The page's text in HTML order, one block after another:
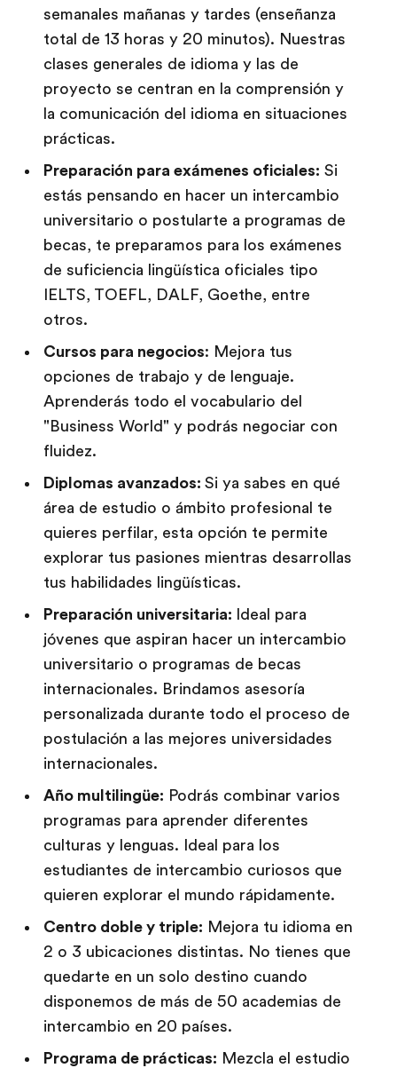
semanales mañanas y tardes (enseñanza
total de 13 horas y 20 minutos). Nuestras
clases generales de idioma y las de
proyecto se centran en la comprensión y
la comunicación del idioma en situaciones
prácticas.
Preparación para exámenes oficiales: Si
estás pensando en hacer un intercambio
universitario o postularte a programas de
becas, te preparamos para los exámenes
de suficiencia lingüística oficiales tipo
IELTS, TOEFL, DALF, Goethe, entre
otros.
Cursos para negocios: Mejora tus
opciones de trabajo y de lenguaje.
Aprenderás todo el vocabulario del
"Business World" y podrás negociar con
fluidez.
Diplomas avanzados: Si ya sabes en qué
área de estudio o ámbito profesional te
quieres perfilar, esta opción te permite
explorar tus pasiones mientras desarrollas
tus habilidades lingüísticas.
Preparación universitaria: Ideal para
jóvenes que aspiran hacer un intercambio
universitario o programas de becas
internacionales. Brindamos asesoría
personalizada durante todo el proceso de
postulación a las mejores universidades
internacionales.
Año multilingüe: Podrás combinar varios
programas para aprender diferentes
culturas y lenguas. Ideal para los
estudiantes de intercambio curiosos que
quieren explorar el mundo rápidamente.
Centro doble y triple: Mejora tu idioma en
2 o 3 ubicaciones distintas. No tienes que
quedarte en un solo destino cuando
disponemos de más de 50 academias de
intercambio en 20 países.
Programa de prácticas: Mezcla el estudio